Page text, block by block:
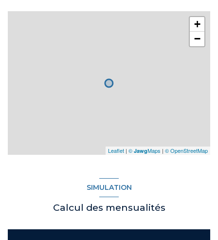
+
−
Leaflet | © JawgMaps | © OpenStreetMap
SIMULATION
Calcul des mensualités